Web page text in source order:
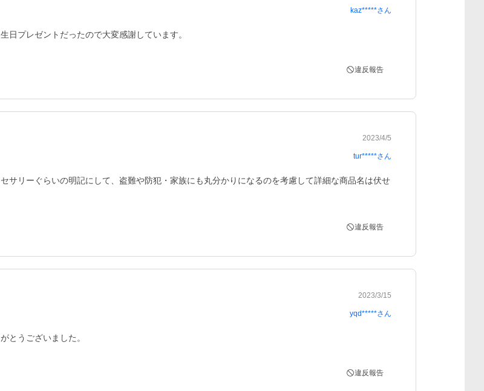
kaz*****さん
日プレゼントだったので大変感謝しています。
違反報告
2023/4/5
tur*****さん
サリーぐらいの明記にして、盗難や防犯・家族にも丸分かりになるのを考慮して詳細な商品名は伏せ
違反報告
2023/3/15
yqd*****さん
とうございました。
違反報告